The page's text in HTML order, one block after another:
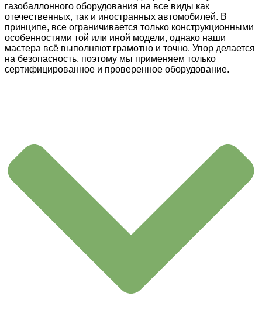
газобаллонного оборудования на все виды как
отечественных, так и иностранных автомобилей. В
принципе, все ограничивается только конструкционными
особенностями той или иной модели, однако наши
мастера всё выполняют грамотно и точно. Упор делается
на безопасность, поэтому мы применяем только
сертифицированное и проверенное оборудование.